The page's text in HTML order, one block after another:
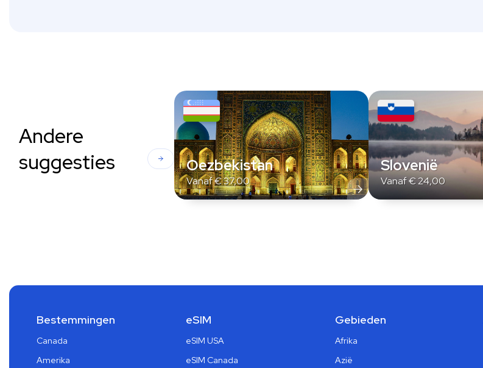
Andere
suggesties
Oezbekistan
Vanaf€37,00
Slovenië
Vanaf€24,00
Bestemmingen
Canada
Amerika
eSIM
eSIM USA
eSIM Canada
Gebieden
Afrika
Azië